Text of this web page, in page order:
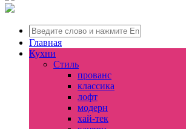
Главная
Кухни
Стиль
прованс
классика
лофт
модерн
хай-тек